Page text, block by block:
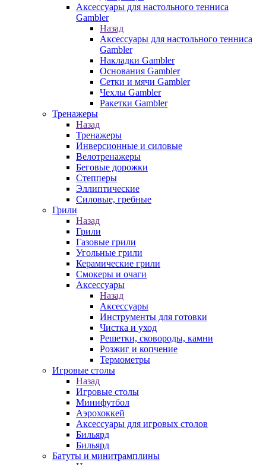
Аксессуары для настольного тенниса
Gambler
Назад
Аксессуары для настольного тенниса
Gambler
Накладки Gambler
Основания Gambler
Сетки и мячи Gambler
Чехлы Gambler
Ракетки Gambler
Тренажеры
Назад
Тренажеры
Инверсионные и силовые
Велотренажеры
Беговые дорожки
Степперы
Эллиптические
Силовые, гребные
Грили
Назад
Грили
Газовые грили
Угольные грили
Керамические грили
Смокеры и очаги
Аксессуары
Назад
Аксессуары
Инструменты для готовки
Чистка и уход
Решетки, сковороды, камни
Розжиг и копчение
Термометры
Игровые столы
Назад
Игровые столы
Минифутбол
Аэрохоккей
Аксессуары для игровых столов
Бильяpд
Бильяpд
Батуты и минитрамплины